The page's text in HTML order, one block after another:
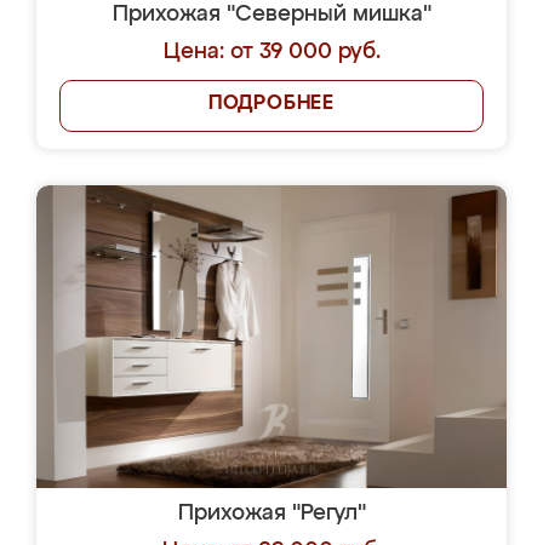
Прихожая "Северный мишка"
Цена: от 39 000 руб.
ПОДРОБНЕЕ
Прихожая "Регул"